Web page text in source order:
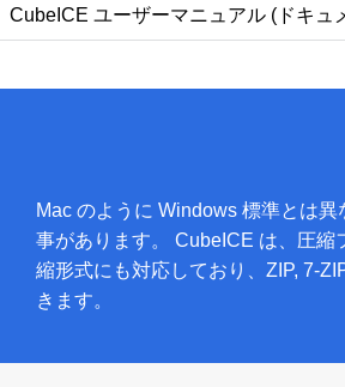
CubeICE ユーザーマニュアル (ドキュ
Mac のように Windows 標準とは
事があります。 CubeICE は、圧
縮形式にも対応しており、ZIP, 7-
きます。